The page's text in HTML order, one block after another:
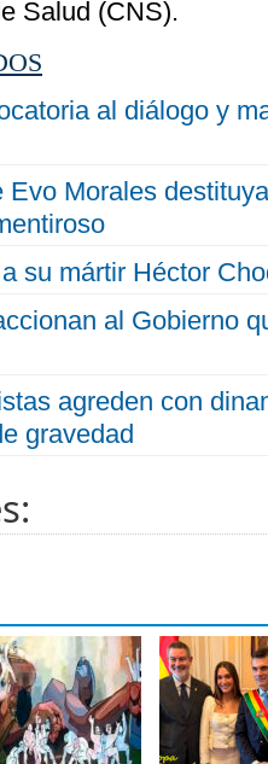
Salud (CNS).
al diálogo y
Evo Morales
su mártir Héctor
al Gobierno
agreden con
gravedad